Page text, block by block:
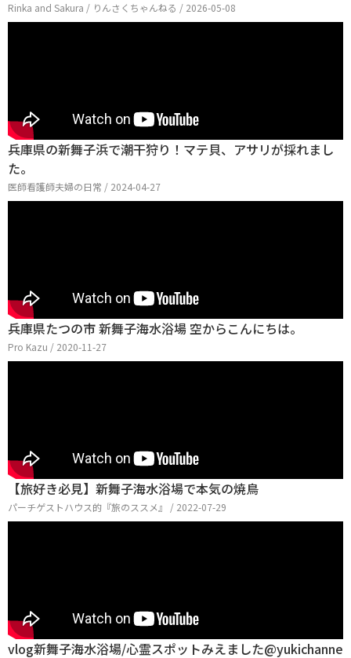
Rinka and Sakura / りんさくちゃんねる / 2026-05-08
兵庫県の新舞子浜で潮干狩り！マテ貝、アサリが採れまし
た。
医師看護師夫婦の日常 / 2024-04-27
兵庫県たつの市 新舞子海水浴場 空からこんにちは。
Pro Kazu / 2020-11-27
【旅好き必見】新舞子海水浴場で本気の焼鳥
パーチゲストハウス的『旅のススメ』 / 2022-07-29
vlog新舞子海水浴場/心霊スポットみえました@yukichanne